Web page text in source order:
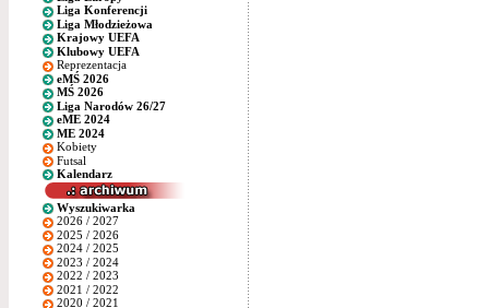
Liga Konferencji
Liga Młodzieżowa
Krajowy UEFA
Klubowy UEFA
Reprezentacja
eMŚ 2026
MŚ 2026
Liga Narodów 26/27
eME 2024
ME 2024
Kobiety
Futsal
Kalendarz
Wyszukiwarka
2026 / 2027
2025 / 2026
2024 / 2025
2023 / 2024
2022 / 2023
2021 / 2022
2020 / 2021